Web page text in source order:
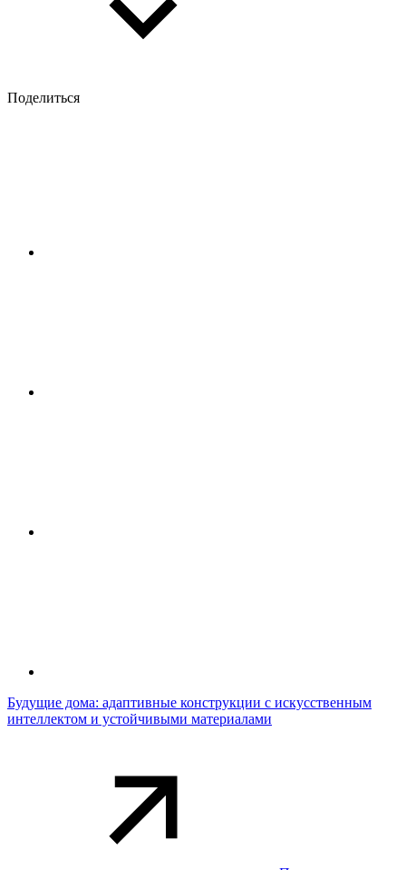
Поделиться
Будущие дома: адаптивные конструкции с искусственным
интеллектом и устойчивыми материалами